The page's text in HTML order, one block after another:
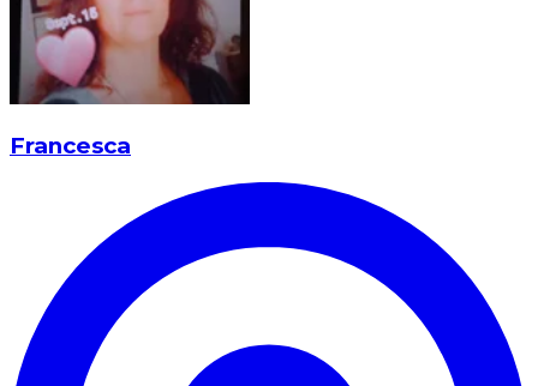
Francesca